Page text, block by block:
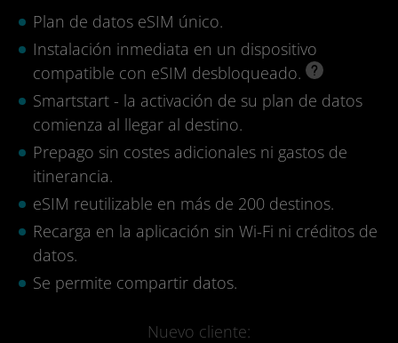
Plan de datos eSIM único.
Instalación inmediata en un dispositivo
compatible con eSIM desbloqueado.
Smartstart - la activación de su plan de datos
comienza al llegar al destino.
Prepago sin costes adicionales ni gastos de
itinerancia.
eSIM reutilizable en más de 200 destinos.
Recarga en la aplicación sin Wi-Fi ni créditos de
datos.
Se permite compartir datos.
Nuevo cliente: